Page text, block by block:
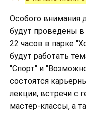
Особого внимания
будут проведены в
22 часов в парке
будут работать
"Спорт" и
состоятся
лекции, встречи с
мастер-классы, а